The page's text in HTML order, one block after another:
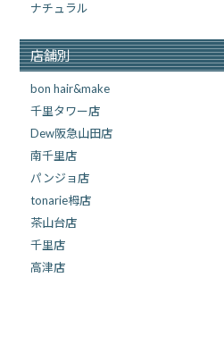
ナチュラル
店舗別
bon hair&make
千里タワー店
Dew阪急山田店
南千里店
パンジョ店
tonarie栂店
茶山台店
千里店
高津店